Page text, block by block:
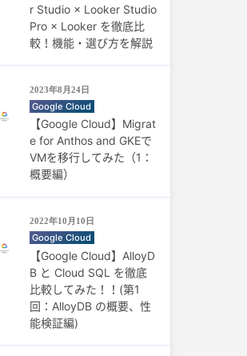
r Studio × Looker Studio
Pro × Looker を徹底比
較！機能・選び方を解説
2023年8月24日
Google Cloud
【Google Cloud】Migrat
e for Anthos and GKEで
VMを移行してみた（1：
概要編）
2022年10月10日
Google Cloud
【Google Cloud】AlloyD
B と Cloud SQL を徹底
比較してみた！！(第1
回：AlloyDB の概要、性
能検証編)